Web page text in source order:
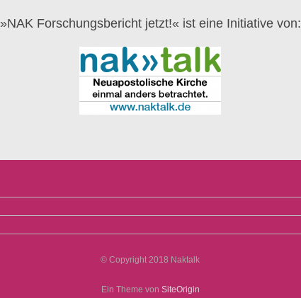
»NAK Forschungsbericht jetzt!« ist eine Initiative von:
© Copyright 2018 Naktalk
Ein Theme von SiteOrigin